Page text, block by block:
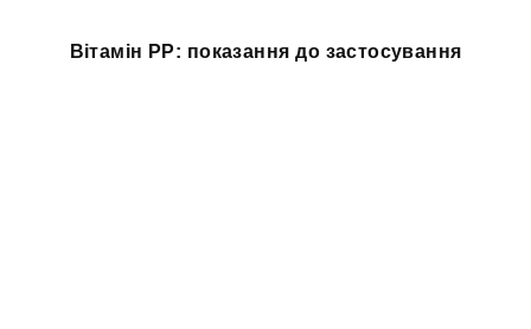
Вітамін PP: показання до застосування